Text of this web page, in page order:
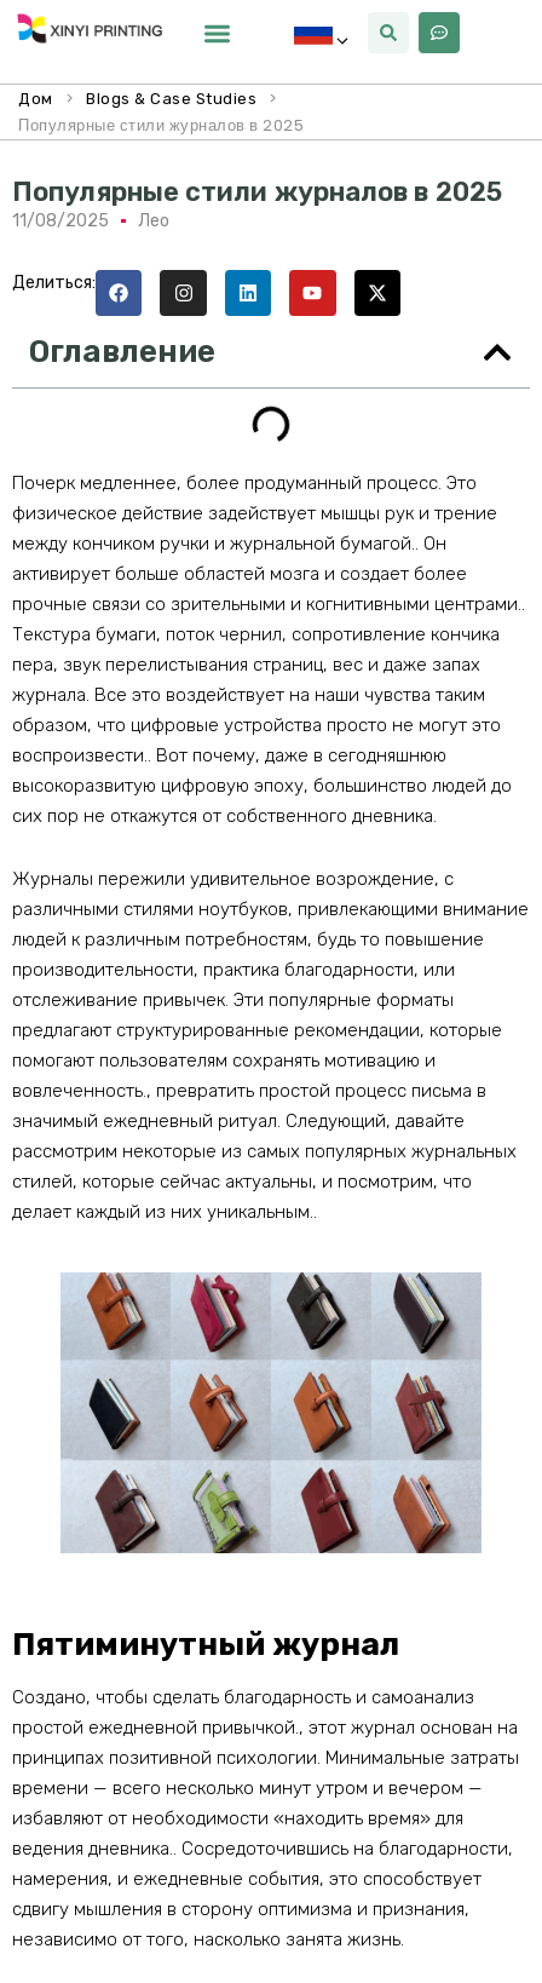
Дом > Blogs & Case Studies
>
Популярные стили журналов в 2025
Популярные стили журналов в 2025
11/08/2025 Лео
Делиться:
Оглавление
Почерк медленнее, более продуманный процесс. Это
физическое действие задействует мышцы рук и трение
между кончиком ручки и журнальной бумагой.. Он
активирует больше областей мозга и создает более
прочные связи со зрительными и когнитивными центрами..
Текстура бумаги, поток чернил, сопротивление кончика
пера, звук перелистывания страниц, вес и даже запах
журнала. Все это воздействует на наши чувства таким
образом, что цифровые устройства просто не могут это
воспроизвести.. Вот почему, даже в сегодняшнюю
высокоразвитую цифровую эпоху, большинство людей до
сих пор не откажутся от собственного дневника.
Журналы пережили удивительное возрождение, с
различными стилями ноутбуков, привлекающими внимание
людей к различным потребностям, будь то повышение
производительности, практика благодарности, или
отслеживание привычек. Эти популярные форматы
предлагают структурированные рекомендации, которые
помогают пользователям сохранять мотивацию и
вовлеченность., превратить простой процесс письма в
значимый ежедневный ритуал. Следующий, давайте
рассмотрим некоторые из самых популярных журнальных
стилей, которые сейчас актуальны, и посмотрим, что
делает каждый из них уникальным..
Пятиминутный журнал
Создано, чтобы сделать благодарность и самоанализ
простой ежедневной привычкой., этот журнал основан на
принципах позитивной психологии. Минимальные затраты
времени — всего несколько минут утром и вечером —
избавляют от необходимости «находить время» для
ведения дневника.. Сосредоточившись на благодарности,
намерения, и ежедневные события, это способствует
сдвигу мышления в сторону оптимизма и признания,
независимо от того, насколько занята жизнь.